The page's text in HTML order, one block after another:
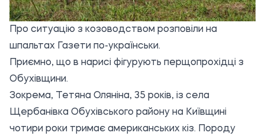
Про ситуацію з козоводством розповіли на
шпальтах
Газети по-українськи.
Приємно, що в нарисі фігурують перщопрохідці з
Обухівщини.
Зокрема, Тетяна Оляніна, 35 років, із села
Щербанівка Обухівського району на Київщині
чотири роки тримає американських кіз. Породу